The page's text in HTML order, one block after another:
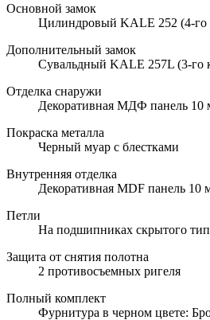
Основной замок
Цилиндровый KALE 252 (4-го
Дополнительный замок
Сувальдный KALE 257L (3-го
Отделка снаружи
Декоративная МДФ панель 10
Покраска металла
Черный муар с блестками
Внутренняя отделка
Декоративная MDF панель 10
Петли
На подшипниках скрытого
Защита от снятия полотна
2 противосъемных ригеля
Полный комплект
Фурнитура в черном цвете: